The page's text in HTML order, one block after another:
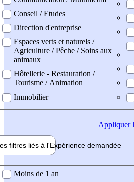
Conseil / Etudes
Direction d'entreprise
Espaces verts et naturels /
Agriculture / Pêche / Soins aux
animaux
Hôtellerie - Restauration /
Tourisme / Animation
Immobilier
Appliquer
filtres liés à l'Expérience demandée
demandée
Moins de 1 an